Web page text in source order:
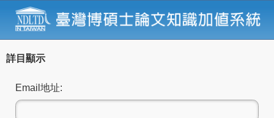
詳目顯示
Email地址: